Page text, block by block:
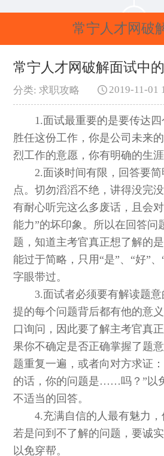
常宁人才网破
中的刁钻
常宁人才网破解面试中
分类: 求职攻略 2019-11-01
1.面试最重要的是要传达四
胜任这份工作，你是公司未来
烈工作的意愿，你有明确的生涯
2.面谈时间有限，回答要简
点。切勿滔滔不绝，讲得没完
有耐心听完这么多废话，且会
能力”的坏印象。所以在回答问
题，知道主考官真正想了解的
能过于简略，只用“是”、“好”
字眼带过。
3.面试者必须要有解读题意
提的每个问题背后都有他的意
口询问，因此要了解主考官真
果你不确定是否正确掌握了题
题重复一遍，或者向对方求证
的话，你的问题是……吗？”以
不适当的回答。
4.充满自信的人最有魅力，
若是问到不了解的问题，要诚
以免穿帮。